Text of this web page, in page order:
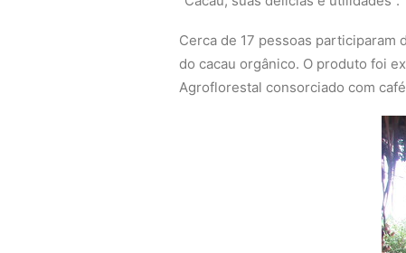
Cerca de 17 pessoas
do cacau orgânico. O produto foi
Agroflorestal consorciado com